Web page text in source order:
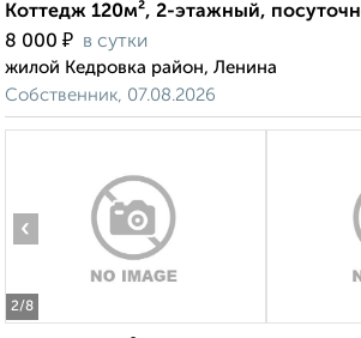
Коттедж 120м², 2-этажный,
8 000 ₽ в сутки
жилой Кедровка район, Ленина
Собственник, 07.08.2026
2/8
‹